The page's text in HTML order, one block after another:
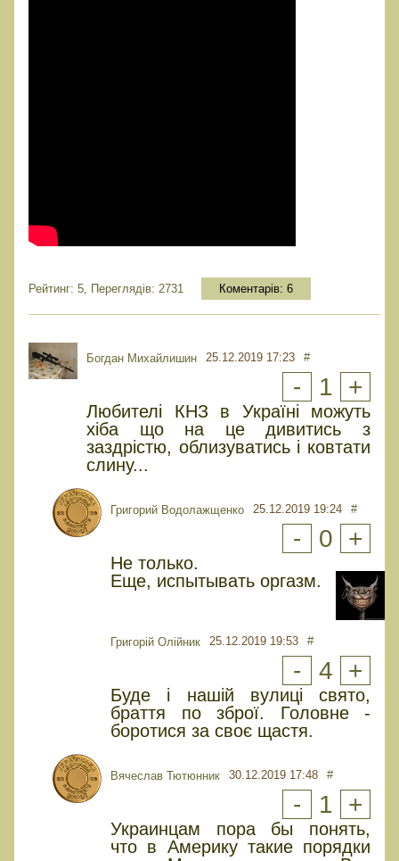
Рейтинг: 5, Переглядів: 2731 Коментарів: 6
Богдан Михайлишин 25.12.2019 17:23 #
- 1 +
Любителі КНЗ в Україні можуть
хіба що на це дивитись з
заздрістю, облизуватись і ковтати
слину...
Григорий Водолажщенко 25.12.2019 19:24 #
- 0 +
Не только.
Еще, испытывать оргазм.
Григорій Олійник 25.12.2019 19:53 #
- 4 +
Буде і нашій вулиці свято,
браття по зброї. Головне -
боротися за своє щастя.
Вячеслав Тютюнник 30.12.2019 17:48 #
- 1 +
Украинцам пора бы понять,
что в Америку такие порядки